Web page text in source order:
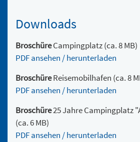
Downloads
BroschüreCampingplatz (ca. 8 MB)
PDF ansehen / herunterladen
BroschüreReisemobilhafen (ca. 8
PDF ansehen / herunterladen
Broschüre25 Jahre Campingplatz
(ca. 6 MB)
PDF ansehen / herunterladen